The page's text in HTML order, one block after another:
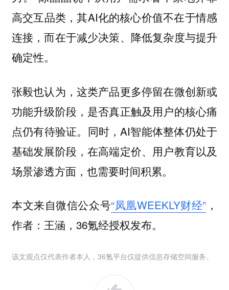
高交互品类，其AI化的核心价值不在于情感
连接，而在于减少决策、降低复杂度与提升
确定性。
张毅也认为，这类产品更多停留在微创新或
功能升级阶段，是否真正触及用户的核心痛
点仍有待验证。同时，AI智能体整体仍处于
基础发展阶段，在高端定价、用户教育以及
场景渗透方面，也需要时间积累。
本文来自微信公众号“凤凰WEEKLY财经” ，
作者：王涵，36氪经授权发布。
该文观点仅代表作者本人，36氪平台仅提供信息存储空间服务。